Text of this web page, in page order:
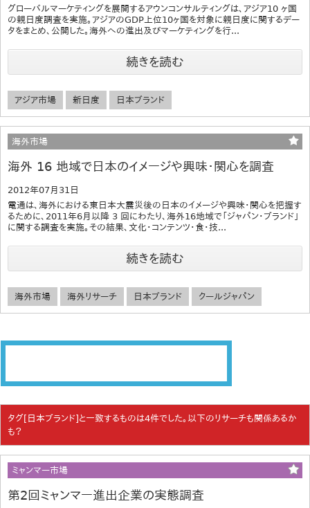
グローバルマーケティングを展開するアウンコンサルティングは、アジア10 ヶ国
の親日度調査を実施。アジアのGDP上位10ヶ国を対象に親日度に関するデー
タをまとめ、公開した。海外への進出及びマーケティングを行...
続きを読む
アジア市場 新日度 日本ブランド
海外市場
海外 16 地域で日本のイメージや興味・関心を調査
2012年07月31日
電通は、海外における東日本大震災後の日本のイメージや興味・関心を把握す
るために、2011年6月以降 3 回にわたり、海外16地域で「ジャパン・ブランド」
に関する調査を実施。その結果、文化・コンテンツ・食・技...
続きを読む
海外市場 海外リサーチ 日本ブランド クールジャパン
タグ[日本ブランド]と一致するものは4件でした。以下のリサーチも関係あるか
も？
ミャンマー市場
第2回ミャンマー進出企業の実態調査